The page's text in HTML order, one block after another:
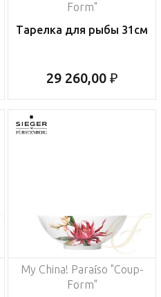
Form"
Тарелка для рыбы 31см
29 260,00 ₽
My China! Paraíso "Coup-
Form"